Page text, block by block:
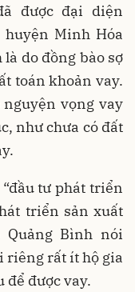
được đại diện
Minh Hóa
do đồng bào sợ
toán khoản vay.
vọng vay
như chưa có đất
tư phát triển
triển sản xuất
Bình nói
riêng rất ít hộ gia
để được vay.